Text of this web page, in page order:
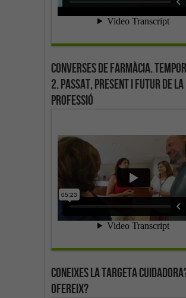
Converses de farmàcia.
2. Passat, present i futur de la
professió
Coneixes la targeta
ofereix?